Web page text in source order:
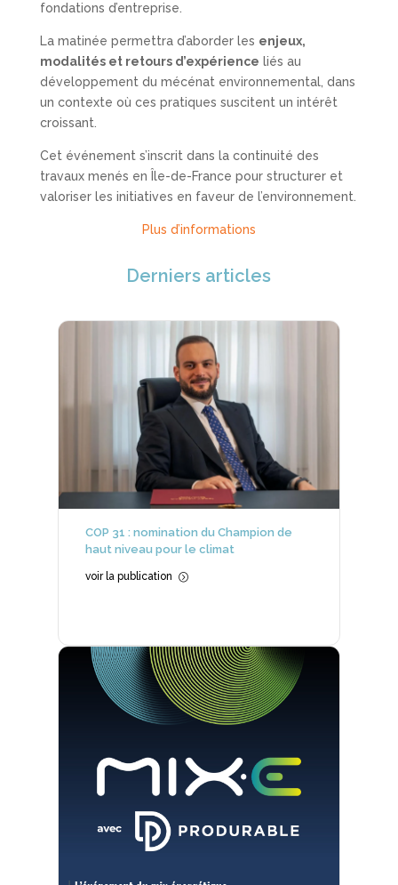
fondations d’entreprise.
La matinée permettra d’aborder les enjeux,
modalités et retours d’expérience liés au
développement du mécénat environnemental, dans
un contexte où ces pratiques suscitent un intérêt
croissant.
Cet événement s’inscrit dans la continuité des
travaux menés en Île-de-France pour structurer et
valoriser les initiatives en faveur de l’environnement.
Plus d’informations
Derniers articles
COP 31 : nomination du Champion de
haut niveau pour le climat
voir la publication =